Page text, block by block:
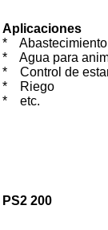
Aplicaciones
*
* Agua para
* Control de
*
Riego
* etc.
PS2 200